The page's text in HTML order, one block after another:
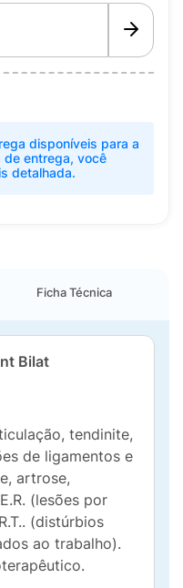
disponíveis para a
de entrega, você
detalhada.
Ficha Técnica
Bilat
tendinite,
de ligamentos e
artrose,
(lesões por
(distúrbios
ao trabalho).